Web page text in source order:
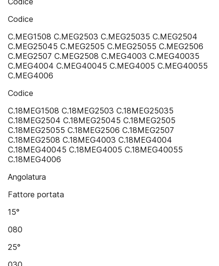
Codice
C.MEG1508 C.MEG2503 C.MEG25035 C.MEG2504
C.MEG25045 C.MEG2505 C.MEG25055 C.MEG2506
C.MEG2507 C.MEG2508 C.MEG4003 C.MEG40035
C.MEG4004 C.MEG40045 C.MEG4005 C.MEG40055
C.MEG4006
Codice
C.18MEG1508 C.18MEG2503 C.18MEG25035
C.18MEG2504 C.18MEG25045 C.18MEG2505
C.18MEG25055 C.18MEG2506 C.18MEG2507
C.18MEG2508 C.18MEG4003 C.18MEG4004
C.18MEG40045 C.18MEG4005 C.18MEG40055
C.18MEG4006
Angolatura
Fattore portata
15°
080
25°